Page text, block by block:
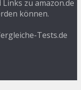
zu amazon.de
können.
Tests.de